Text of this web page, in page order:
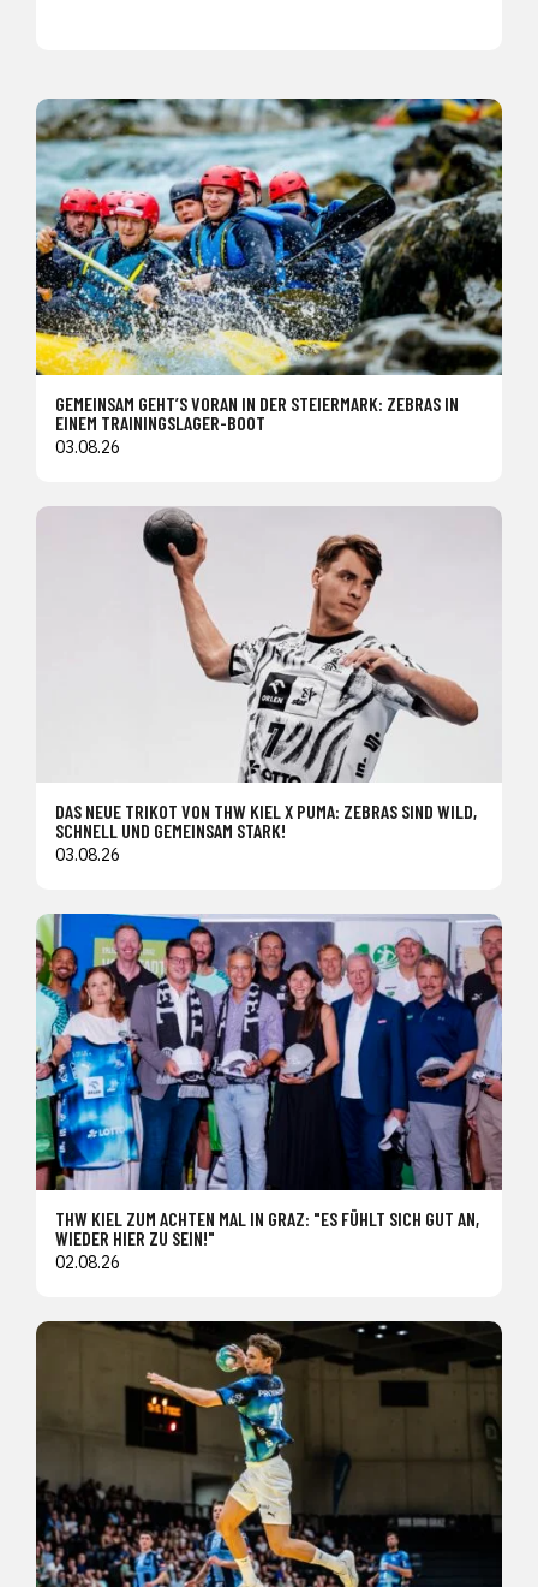
GEMEINSAM GEHT’S VORAN IN DER STEIERMARK: ZEBRAS IN
EINEM TRAININGSLAGER-BOOT
03.08.26
DAS NEUE TRIKOT VON THW KIEL X PUMA: ZEBRAS SIND WILD,
SCHNELL UND GEMEINSAM STARK!
03.08.26
THW KIEL ZUM ACHTEN MAL IN GRAZ: "ES FÜHLT SICH GUT AN,
WIEDER HIER ZU SEIN!"
02.08.26